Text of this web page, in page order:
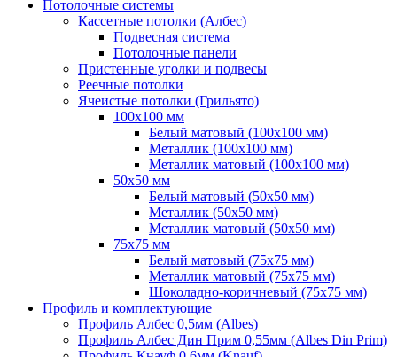
Потолочные системы
Кассетные потолки (Албес)
Подвесная система
Потолочные панели
Пристенные уголки и подвесы
Реечные потолки
Ячеистые потолки (Грильято)
100х100 мм
Белый матовый (100х100 мм)
Металлик (100х100 мм)
Металлик матовый (100х100 мм)
50х50 мм
Белый матовый (50х50 мм)
Металлик (50х50 мм)
Металлик матовый (50х50 мм)
75х75 мм
Белый матовый (75х75 мм)
Металлик матовый (75х75 мм)
Шоколадно-коричневый (75х75 мм)
Профиль и комплектующие
Профиль Албес 0,5мм (Albes)
Профиль Албес Дин Прим 0,55мм (Albes Din Prim)